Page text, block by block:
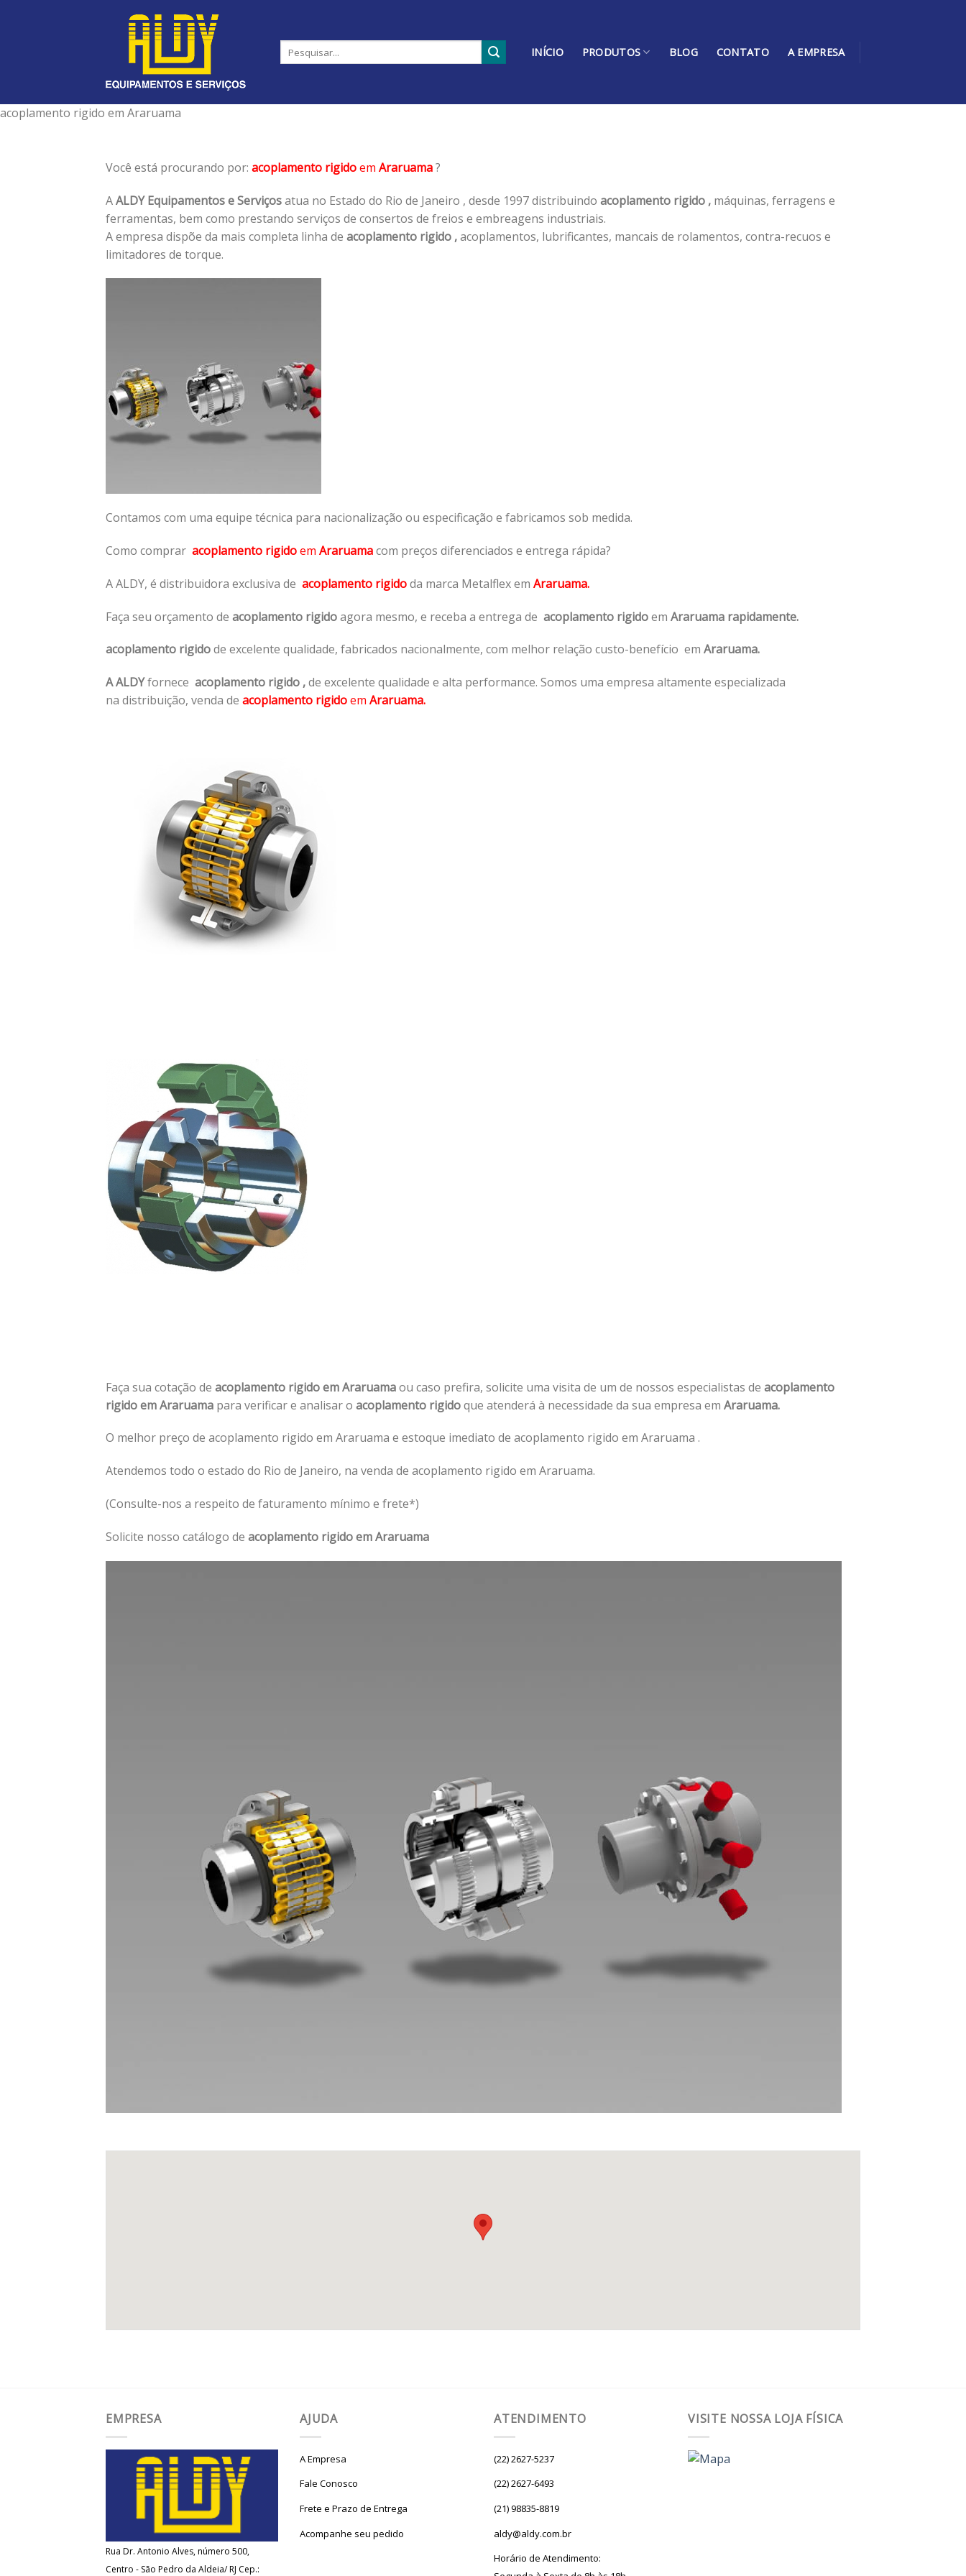
INÍCIO PRODUTOS BLOG CONTATO A EMPRESA
acoplamento rigido em Araruama
Você está procurando por: acoplamento rigidoem Araruama?
AALDY Equipamentos e Serviçosatua no Estado do Rio de Janeiro , desde 1997 distribuindo acoplamento rigido , máquinas, ferragens e
ferramentas, bem como prestando serviços de consertos de freios e embreagens industriais.
A empresa dispõe da mais completa linha de acoplamento rigido ,acoplamentos, lubrificantes, mancais de rolamentos, contra-recuos e
limitadores de torque.
Contamos com uma equipe técnica para nacionalização ou especificação e fabricamos sob medida.
Como comprar acoplamento rigidoem Araruamacom preços diferenciados e entrega rápida?
A ALDY, é distribuidora exclusiva de acoplamento rigidoda marca Metalflex em Araruama.
Faça seu orçamento de acoplamento rigidoagora mesmo, e receba a entrega de acoplamento rigidoem Araruama rapidamente.
acoplamento rigidode excelente qualidade, fabricados nacionalmente, com melhor relação custo-benefício em Araruama.
A ALDYfornece acoplamento rigido ,de excelente qualidade e alta performance. Somos uma empresa altamente especializada
na distribuição, venda de acoplamento rigidoem Araruama.
Faça sua cotação de acoplamento rigido em Araruamaou caso prefira, solicite uma visita de um de nossos especialistas de acoplamento
rigido em Araruama para verificar e analisar o acoplamento rigidoque atenderá à necessidade da sua empresa em Araruama.
O melhor preço de acoplamento rigido em Araruama e estoque imediato de acoplamento rigido em Araruama .
Atendemos todo o estado do Rio de Janeiro, na venda de acoplamento rigido em Araruama.
(Consulte-nos a respeito de faturamento mínimo e frete*)
Solicite nosso catálogo de acoplamento rigido em Araruama
EMPRESA
Rua Dr. Antonio Alves, número 500,
Centro - São Pedro da Aldeia/ RJ Cep.:
AJUDA
A Empresa
Fale Conosco
Frete e Prazo de Entrega
Acompanhe seu pedido
ATENDIMENTO
(22) 2627-5237
(22) 2627-6493
(21) 98835-8819
aldy@aldy.com.br
Horário de Atendimento:
VISITE NOSSA LOJA FÍSICA